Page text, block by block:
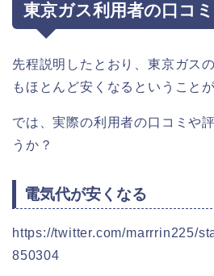
東京ガス利用者の口コ
先程説明したとおり、東京ガス
もほとんど安くなるということ
では、実際の利用者の口コミや
うか？
電気代が安くなる
https://twitter.com/marrrin225/
850304